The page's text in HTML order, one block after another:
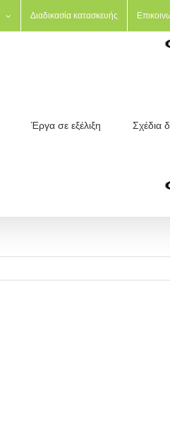
Διαδικασία κατασκευής
Έργα σε εξέλιξη Σχέδια